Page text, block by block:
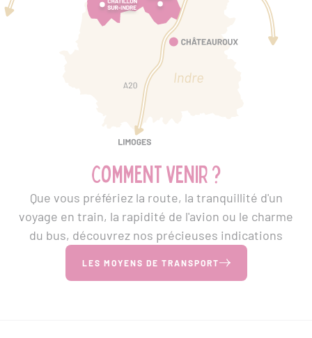
Comment venir ?
Que vous préfériez la route, la tranquillité d'un
voyage en train, la rapidité de l'avion ou le charme
du bus, découvrez nos précieuses indications
LES MOYENS DE TRANSPORT